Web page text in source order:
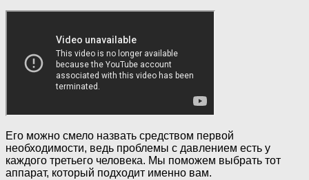
Его можно смело назвать средством первой
необходимости, ведь проблемы с давлением есть у
каждого третье­го человека. Мы поможем выбрать тот
аппарат, который подходит именно вам.